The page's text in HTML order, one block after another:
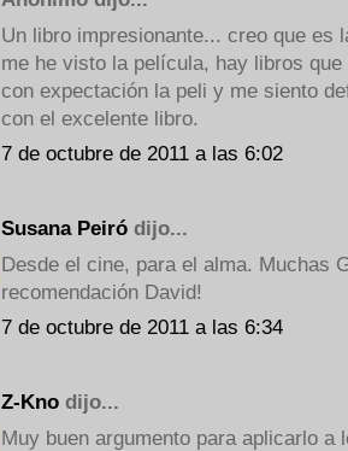
Un libro impresionante... creo que es
me he visto la película, hay libros
con expectación la peli y me siento
con el excelente libro.
7 de octubre de 2011 a las 6:02
Susana Peiró dijo...
Desde el cine, para el alma. Muchas
recomendación David!
7 de octubre de 2011 a las 6:34
Z-Kno dijo...
Muy buen argumento para aplicarlo a